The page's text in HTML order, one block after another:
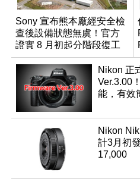
Sony 宣布熊本廠經安全檢
查後設備狀態無虞！官方
證實 8 月初起分階段復工
Nikon 正
Ver.3.00
能，有效
Nikon
計3月初
17,000